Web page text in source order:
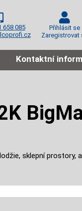
658 085
Přihlásit se
Zaregistrovat
Kontaktní
sklepní prostory,